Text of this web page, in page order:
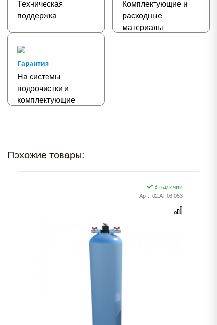
Техническая
поддержка
Комплектующие и
расходные
материалы
Гарантия
На системы
водоочистки и
комплектующие
Похожие товары:
В наличии
Арт.: 02.AT.03.053